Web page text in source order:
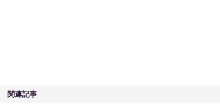
関連記事